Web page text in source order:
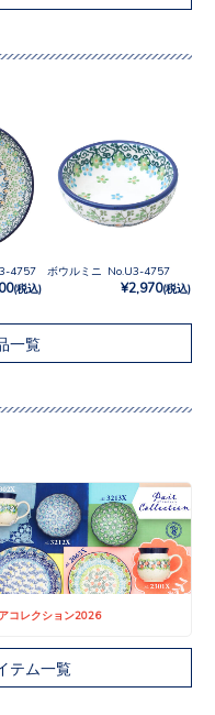
4757
(税込)
ボウルミニ No.U3-4757
¥2,970(税込)
一覧
コレクション2026
テム一覧